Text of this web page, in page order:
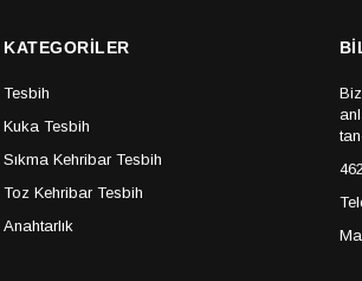
KATEGORİLER
Tesbih
Kuka Tesbih
Sıkma Kehribar Tesbih
Toz Kehribar Tesbih
Anahtarlık